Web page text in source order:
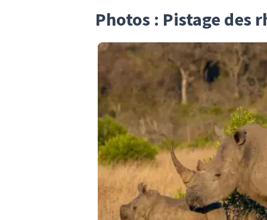
Photos : Pistage des